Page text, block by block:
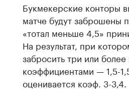
Букмекерские конторы
матче будут заброшены
«тотал меньше 4,5»
На результат, при
забросить три или
коэффициентами — 1,5-
оценивается коэф. 3-3,4.